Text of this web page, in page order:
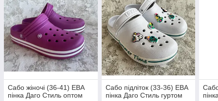
Сабо жіночі (36-41) ЕВА
пінка Даго Стиль оптом
Сабо підліток (33-36) ЕВА
пінка Даго Стиль гуртом